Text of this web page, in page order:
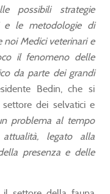
possibili strategie
e le metodologie di
noi Medici veterinari e
il fenomeno delle
da parte dei grandi
Bedin, che si
dei selvatici e
problema al tempo
legato alla
presenza e delle